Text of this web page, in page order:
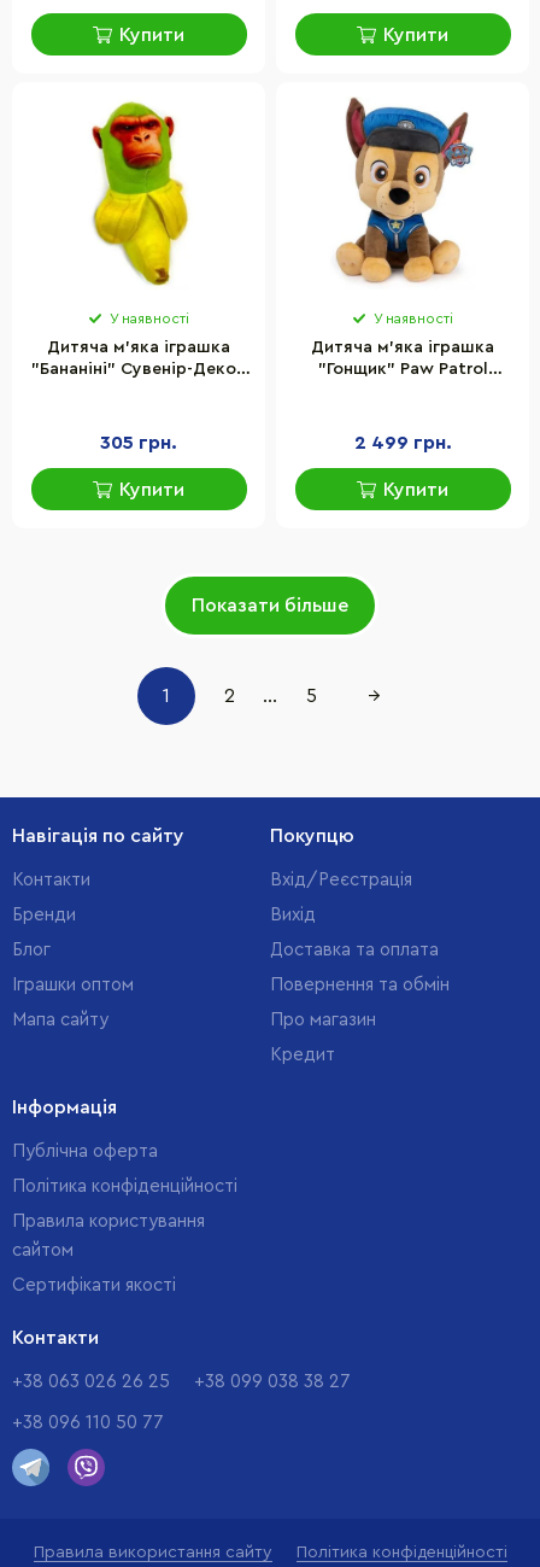
Купити Купити
У наявності
Дитяча м'яка іграшка
"Бананіні" Сувенір-Декор
305 грн.
Купити
У наявності
Дитяча м'яка іграшка
"Гонщик" Paw Patrol
2 499 грн.
Купити
Показати більше
1 2 ... 5 →
Навігація по сайту
Контакти
Бренди
Блог
Іграшки оптом
Мапа сайту
Покупцю
Вхід/Реєстрація
Вихід
Доставка та оплата
Повернення та обмін
Про магазин
Кредит
Інформація
Публічна оферта
Політика конфіденційності
Правила користування
сайтом
Cертифікати якості
Контакти
+38 063 026 26 25 +38 099 038 38 27
+38 096 110 50 77
Правила використання сайту Політика конфіденційності